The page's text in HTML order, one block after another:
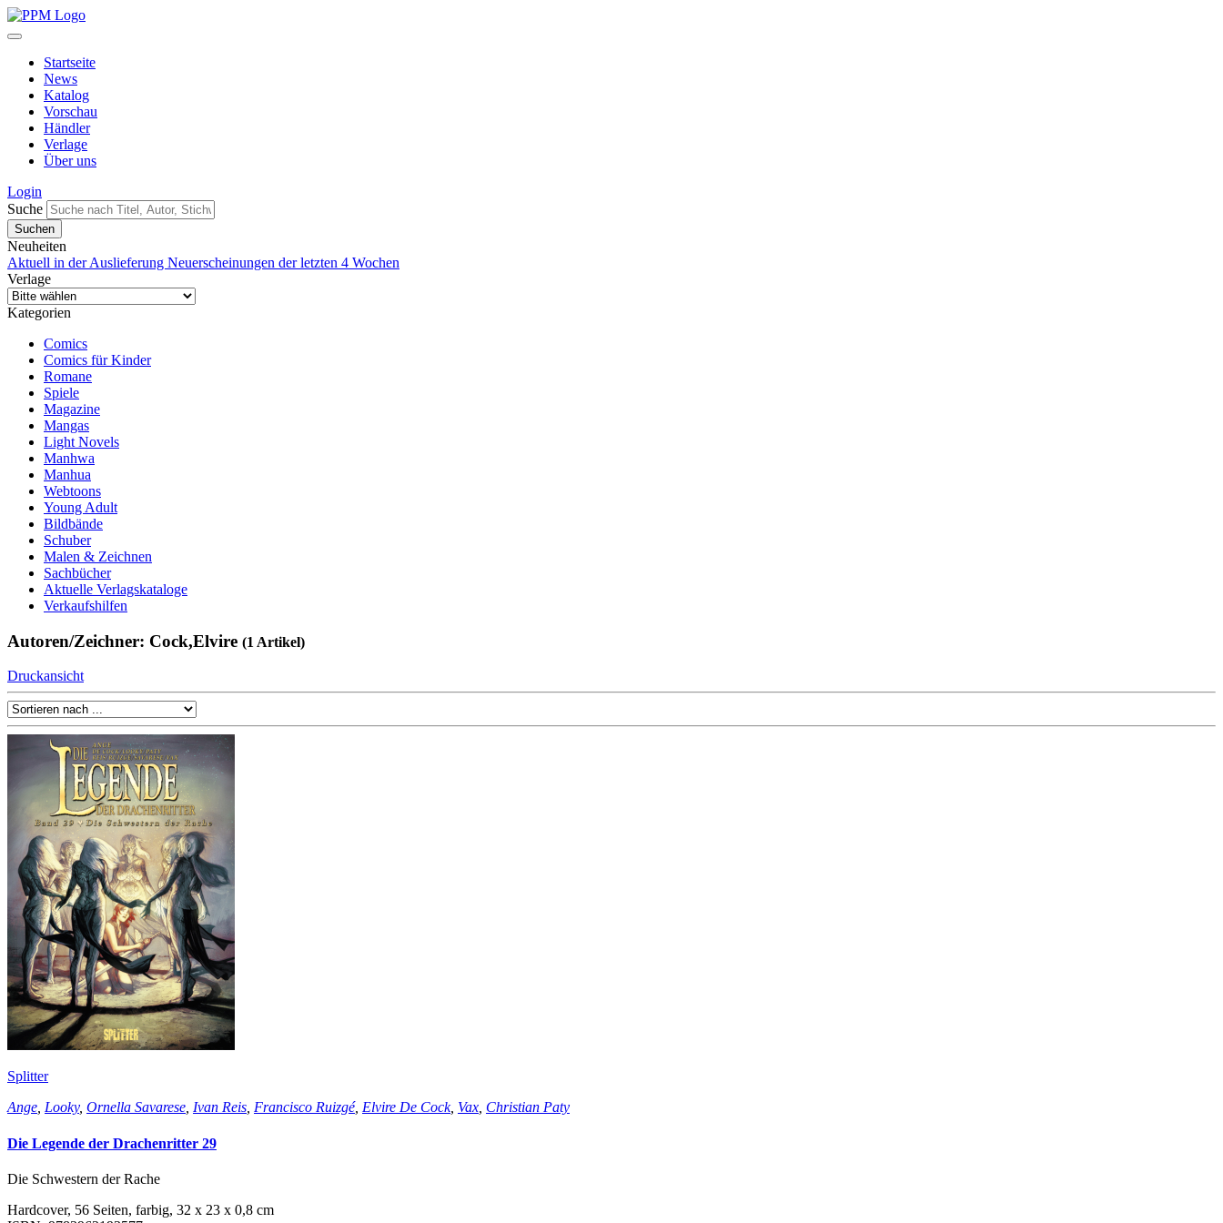
Startseite
News
Katalog
Vorschau
Händler
Verlage
Über uns
Login
Suche
Neuheiten
Aktuell in der Auslieferung Neuerscheinungen der letzten 4 Wochen
Verlage
Kategorien
Comics
Comics für Kinder
Romane
Spiele
Magazine
Mangas
Light Novels
Manhwa
Manhua
Webtoons
Young Adult
Bildbände
Schuber
Malen & Zeichnen
Sachbücher
Aktuelle Verlagskataloge
Verkaufshilfen
Autoren/Zeichner: Cock,Elvire (1 Artikel)
Druckansicht
Splitter
Ange, Looky, Ornella Savarese, Ivan Reis, Francisco Ruizgé, Elvire De Cock, Vax, Christian Paty
Die Legende der Drachenritter 29
Die Schwestern der Rache
Hardcover, 56 Seiten, farbig, 32 x 23 x 0,8 cm